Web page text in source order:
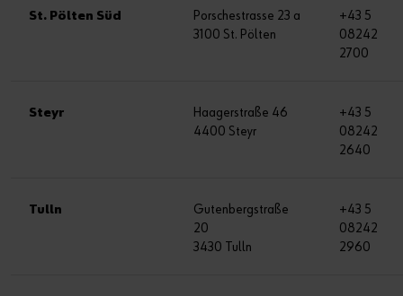
St. Pölten Süd
Porschestrasse 23 a
3100 St. Pölten
+43 5
08242
2700
Steyr
Haagerstraße 46
4400 Steyr
+43 5
08242
2640
Tulln
Gutenbergstraße
20
3430 Tulln
+43 5
08242
2960